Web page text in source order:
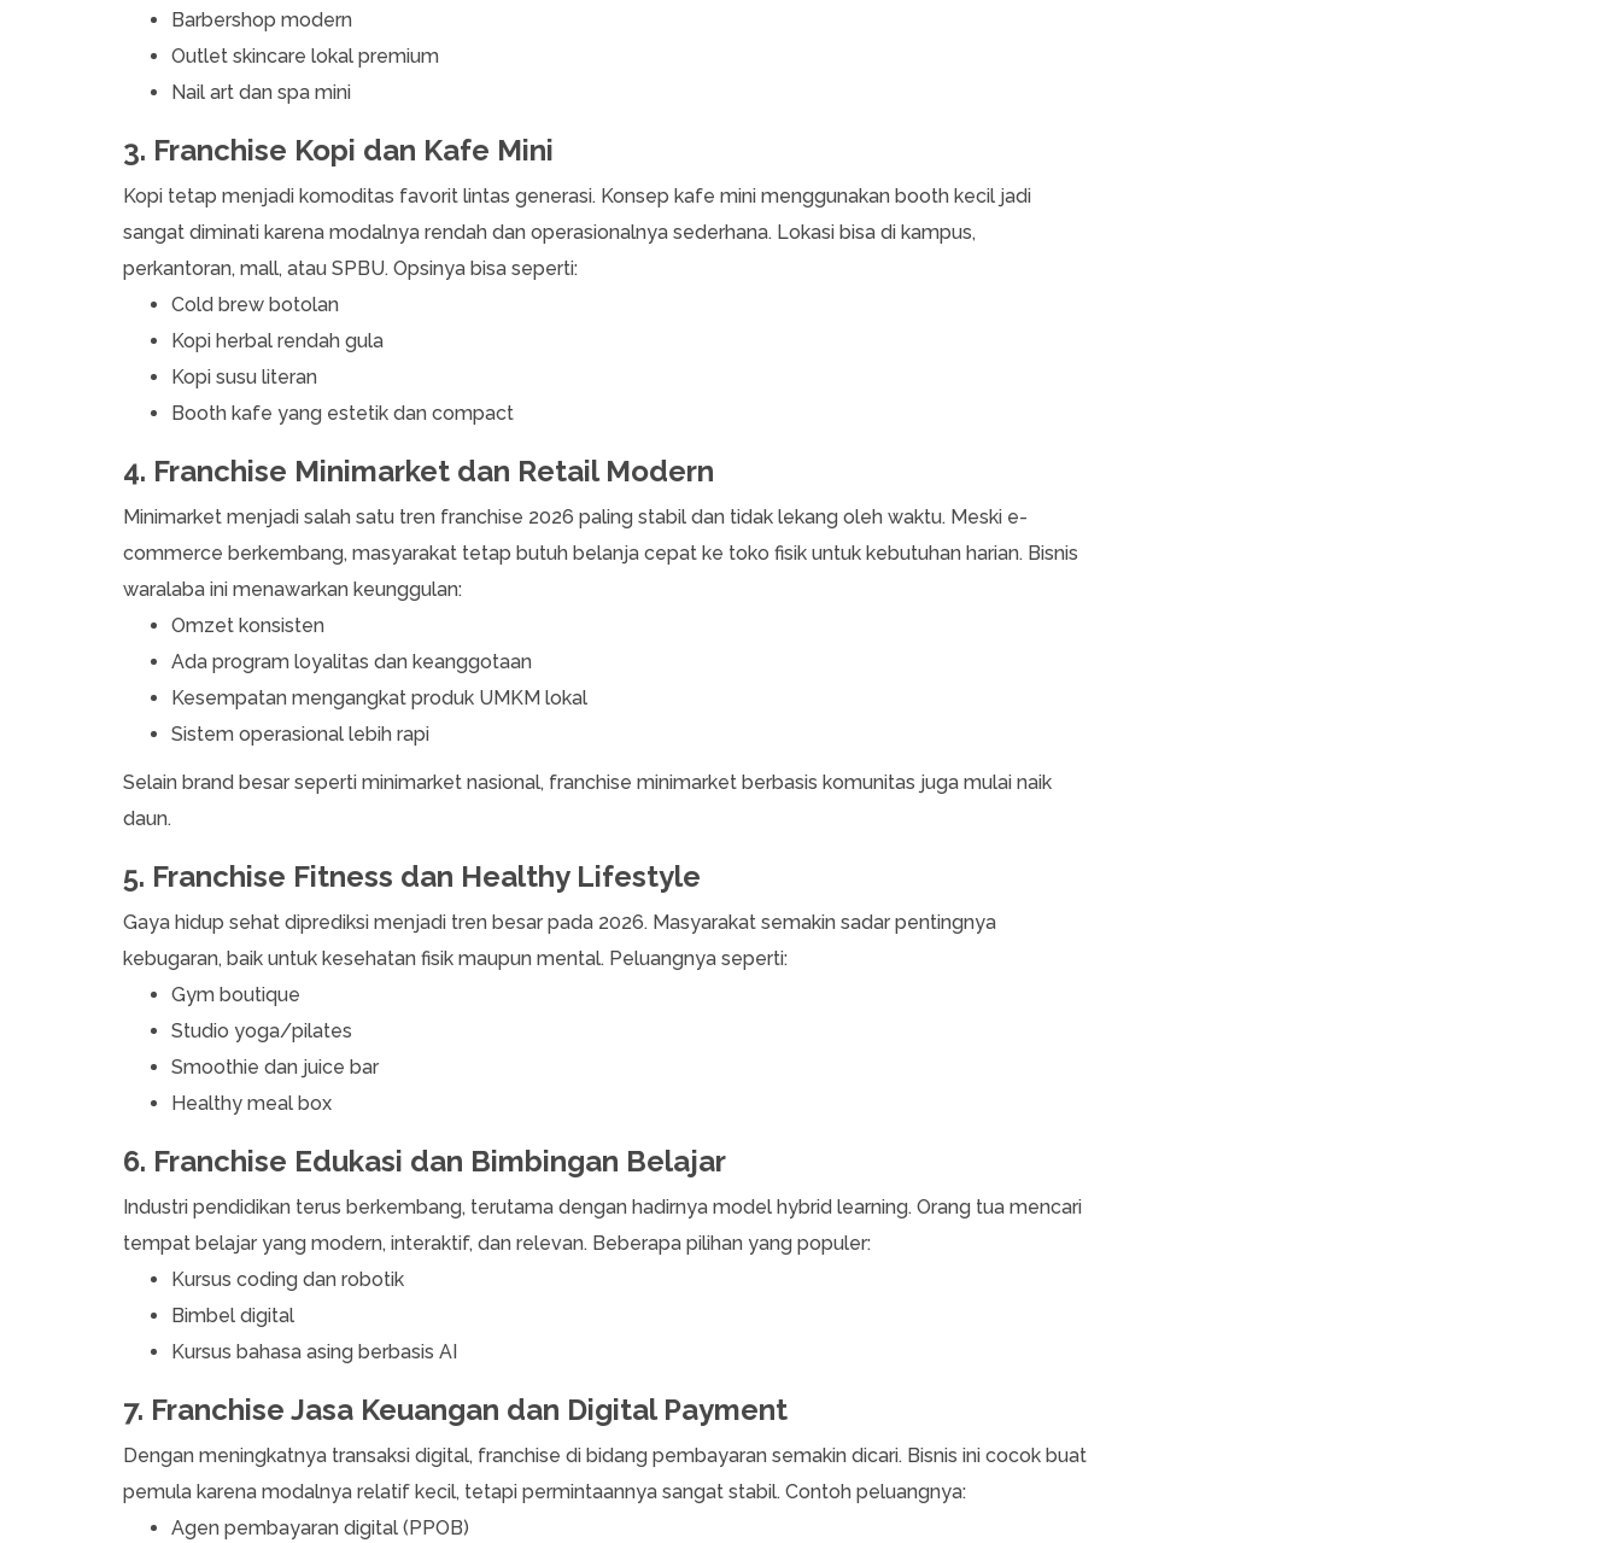
Barbershop modern
Outlet skincare lokal premium
Nail art dan spa mini
3. Franchise Kopi dan Kafe Mini
Kopi tetap menjadi komoditas favorit lintas generasi. Konsep kafe mini menggunakan booth kecil jadi
sangat diminati karena modalnya rendah dan operasionalnya sederhana. Lokasi bisa di kampus,
perkantoran, mall, atau SPBU. Opsinya bisa seperti:
Cold brew botolan
Kopi herbal rendah gula
Kopi susu literan
Booth kafe yang estetik dan compact
4. Franchise Minimarket dan Retail Modern
Minimarket menjadi salah satu tren franchise 2026 paling stabil dan tidak lekang oleh waktu. Meski e-
commerce berkembang, masyarakat tetap butuh belanja cepat ke toko fisik untuk kebutuhan harian. Bisnis
waralaba ini menawarkan keunggulan:
Omzet konsisten
Ada program loyalitas dan keanggotaan
Kesempatan mengangkat produk UMKM lokal
Sistem operasional lebih rapi
Selain brand besar seperti minimarket nasional, franchise minimarket berbasis komunitas juga mulai naik
daun.
5. Franchise Fitness dan Healthy Lifestyle
Gaya hidup sehat diprediksi menjadi tren besar pada 2026. Masyarakat semakin sadar pentingnya
kebugaran, baik untuk kesehatan fisik maupun mental. Peluangnya seperti:
Gym boutique
Studio yoga/pilates
Smoothie dan juice bar
Healthy meal box
6. Franchise Edukasi dan Bimbingan Belajar
Industri pendidikan terus berkembang, terutama dengan hadirnya model hybrid learning. Orang tua mencari
tempat belajar yang modern, interaktif, dan relevan. Beberapa pilihan yang populer:
Kursus coding dan robotik
Bimbel digital
Kursus bahasa asing berbasis AI
7. Franchise Jasa Keuangan dan Digital Payment
Dengan meningkatnya transaksi digital, franchise di bidang pembayaran semakin dicari. Bisnis ini cocok buat
pemula karena modalnya relatif kecil, tetapi permintaannya sangat stabil. Contoh peluangnya:
Agen pembayaran digital (PPOB)